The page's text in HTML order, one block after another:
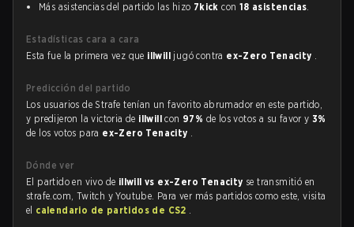
Más asistencias del partido las hizo 7kick con 18 asistencias.
Estadísticas cara a cara
Esta fue la primera vez que illwill jugó contra ex-Zero Tenacity .
Predicción del partido
Los usuarios de Strafe tenían un favorito abrumador en este partido,
y predijeron la victoria de illwillcon 97% de los votos a su favor y3%
de los votos para ex-Zero Tenacity .
Dónde ver
El partido en vivo de illwill vs ex-Zero Tenacity se transmitió en
strafe.com, Twitch y Youtube. Para ver más partidos como este, visita
el calendario de partidos de CS2 .